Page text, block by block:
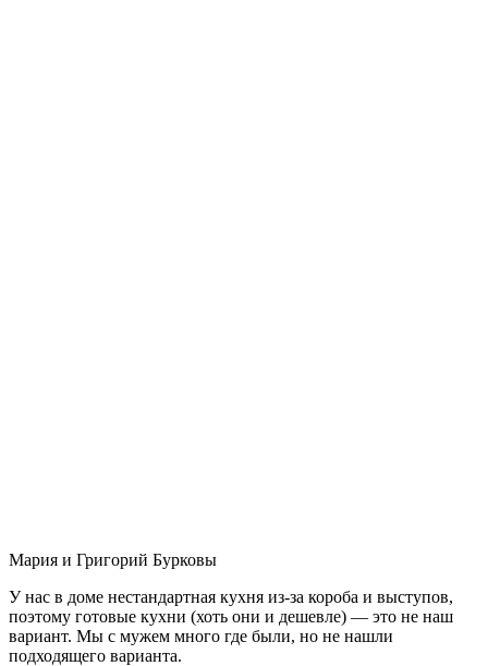
Мария и Григорий Бурковы
У нас в доме нестандартная кухня из-за короба и выступов,
поэтому готовые кухни (хоть они и дешевле) — это не наш
вариант. Мы с мужем много где были, но не нашли
подходящего варианта.